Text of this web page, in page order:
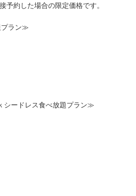
約した場合の限定価格です。
プラン≫
シードレス食べ放題プラン≫